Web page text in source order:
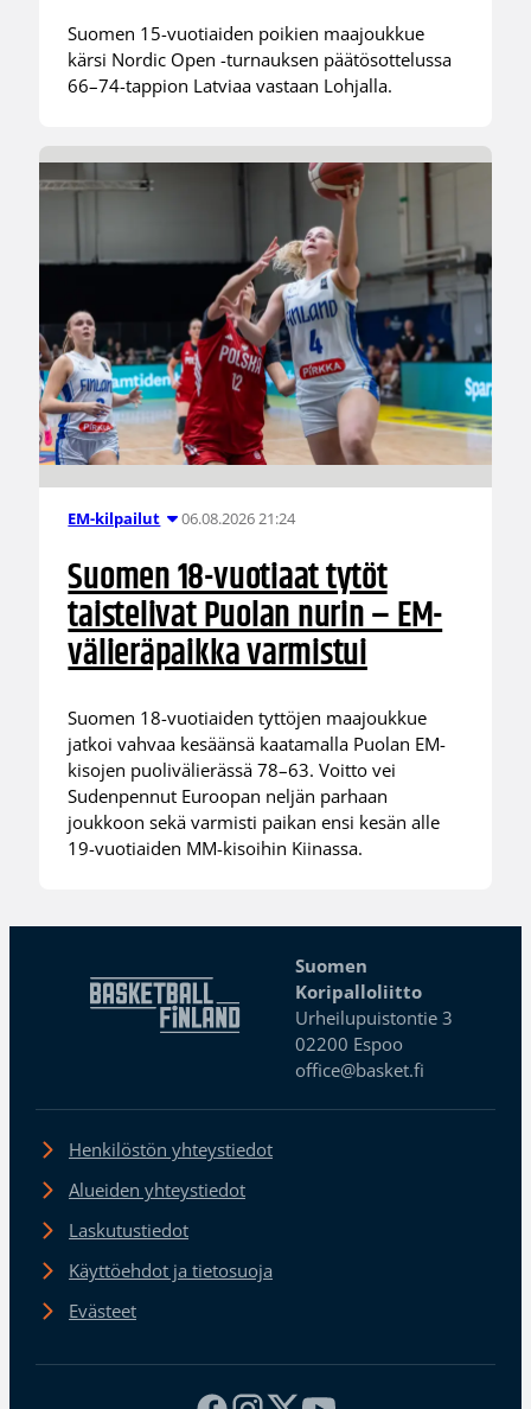
Suomen 15-vuotiaiden poikien maajoukkue
kärsi Nordic Open -turnauksen päätösottelussa
66–74-tappion Latviaa vastaan Lohjalla.
EM-kilpailut 06.08.2026 21:24
Suomen 18-vuotiaat tytöt
taistelivat Puolan nurin – EM-
välieräpaikka varmistui
Suomen 18-vuotiaiden tyttöjen maajoukkue
jatkoi vahvaa kesäänsä kaatamalla Puolan EM-
kisojen puolivälierässä 78–63. Voitto vei
Sudenpennut Euroopan neljän parhaan
joukkoon sekä varmisti paikan ensi kesän alle
19-vuotiaiden MM-kisoihin Kiinassa.
Suomen
Koripalloliitto
Urheilupuistontie 3
02200 Espoo
office@basket.fi
Henkilöstön yhteystiedot
Alueiden yhteystiedot
Laskutustiedot
Käyttöehdot ja tietosuoja
Evästeet